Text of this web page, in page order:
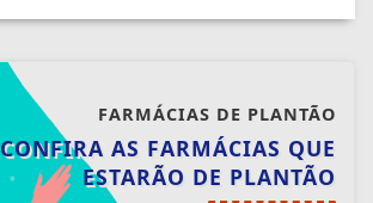
FARMÁCIAS DE PLANTÃO
CONFIRA AS FARMÁCIAS QUE
ESTARÃO DE PLANTÃO